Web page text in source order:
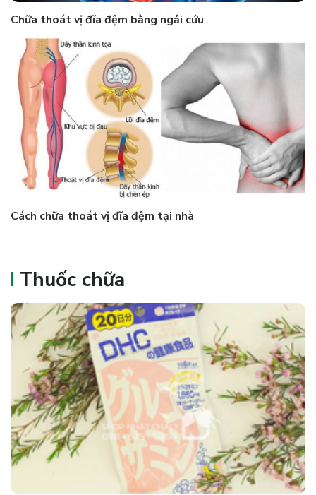
Chữa thoát vị đĩa đệm bằng ngải cứu
Cách chữa thoát vị đĩa đệm tại nhà
Thuốc chữa